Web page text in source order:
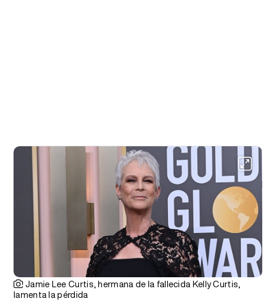
Jamie Lee Curtis, hermana de la fallecida Kelly Curtis,
lamenta la pérdida